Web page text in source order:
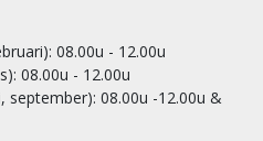
08.00u - 12.00u
08.00u - 12.00u
08.00u -12.00u &